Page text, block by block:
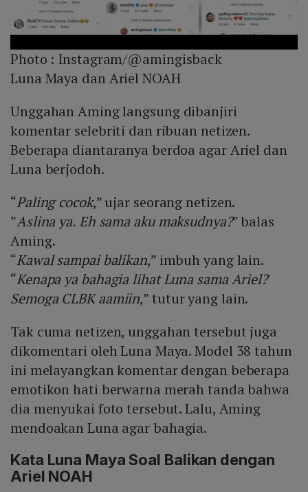
Photo : Instagram/@amingisback
Luna Maya dan Ariel NOAH
Unggahan Aming langsung dibanjiri
komentar selebriti dan ribuan netizen.
Beberapa diantaranya berdoa agar Ariel dan
Luna berjodoh.
“Paling cocok,” ujar seorang netizen.
”Aslina ya. Eh sama aku maksudnya?” balas
Aming.
“Kawal sampai balikan,” imbuh yang lain.
“Kenapa ya bahagia lihat Luna sama Ariel?
Semoga CLBK aamiin,” tutur yang lain.
Tak cuma netizen, unggahan tersebut juga
dikomentari oleh Luna Maya. Model 38 tahun
ini melayangkan komentar dengan beberapa
emotikon hati berwarna merah tanda bahwa
dia menyukai foto tersebut. Lalu, Aming
mendoakan Luna agar bahagia.
Kata Luna Maya Soal Balikan dengan
Ariel NOAH